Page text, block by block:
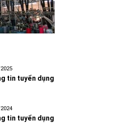
tin tuyển dụng
tin tuyển dụng